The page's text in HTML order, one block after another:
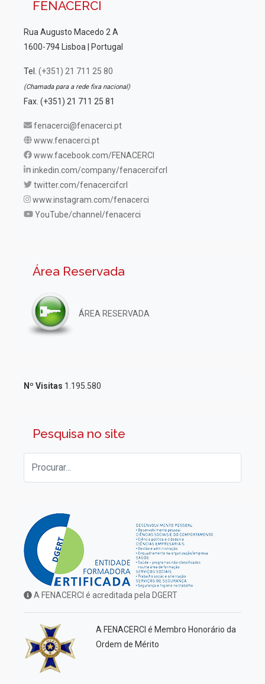
FENACERCI
Rua Augusto Macedo 2 A
1600-794 Lisboa | Portugal
Tel. (+351) 21 711 25 80
(Chamada para a rede fixa nacional)
Fax. (+351) 21 711 25 81
fenacerci@fenacerci.pt
www.fenacerci.pt
www.facebook.com/FENACERCI
inkedin.com/company/fenacercifcrl
twitter.com/fenacercifcrl
www.instagram.com/fenacerci
YouTube/channel/fenacerci
Área Reservada
ÁREA RESERVADA
Nº Visitas 1.195.580
Pesquisa no site
A FENACERCI é acreditada pela DGERT
A FENACERCI é Membro Honorário da
Ordem de Mérito